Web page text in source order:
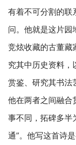
有着不可分割的联
问。他就是这片园
竞炫收藏的古董藏
究其中历史资料，
赏鉴、研究其书法
他在两者之间融合
事不同，拓碑多半
通”。他写这首诗